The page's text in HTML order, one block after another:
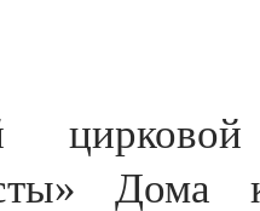
цирковой
Дома